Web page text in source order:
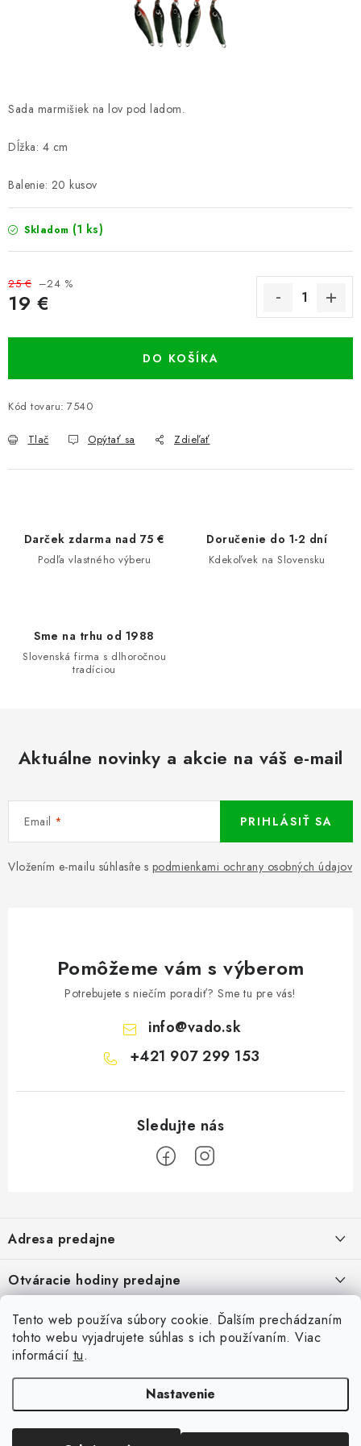
Tento web používa súbory cookie. Ďalším prechádzaním
tohto webu vyjadrujete súhlas s ich používaním. Viac
informácií tu.
Nastavenie
KONTAKTY
ZNAČKY
Navštívte našu predajňu vo Dvoroch nad Žitavou »
Sada marmišiek na lov pod ladom.
Dĺžka: 4 cm
Balenie: 20 kusov
Skladom (1 ks)
25 € –24 %
19 €
DO KOŠÍKA
Kód tovaru: 7540
Tlač Opýtať sa Zdieľať
Darček zdarma nad 75 €
Podľa vlastného výberu
Doručenie do 1-2 dní
Kdekoľvek na Slovensku
Sme na trhu od 1988
Slovenská firma s dlhoročnou
tradíciou
Aktuálne novinky a akcie na váš e-mail
Email
Vložením e-mailu súhlasíte s podmienkami ochrany osobných údajov
PRIHLÁSIŤ SA
Pomôžeme vám s výberom
Potrebujete s niečím poradiť? Sme tu pre vás!
info@vado.sk
+421 907 299 153
p
ä
t
Adresa predajne
Pekárska 4, 941 31 Dvory nad Žitavou
Pozrite si Google mapu
Pozrieť detail mapy »
Otváracie hodiny predajne
Sobota, Nedeľa: Zatvorené
Informácie pre Vás
Napíšte nám
Obchodné podmienky
Ochrana osobných údajov
Facebook